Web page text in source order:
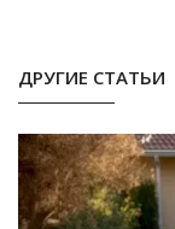
ДРУГИЕ СТАТЬИ